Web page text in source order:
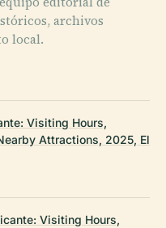
archivos
local.
Visiting Hours,
Attractions, 2025, El
Visiting Hours,